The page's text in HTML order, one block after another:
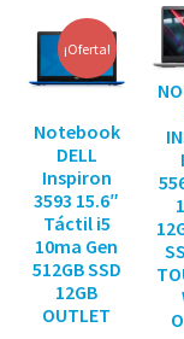
¡Oferta!
Notebook
DELL
Inspiron
3593 15.6″
Táctil i5
10ma Gen
512GB SSD
12GB
OUTLET